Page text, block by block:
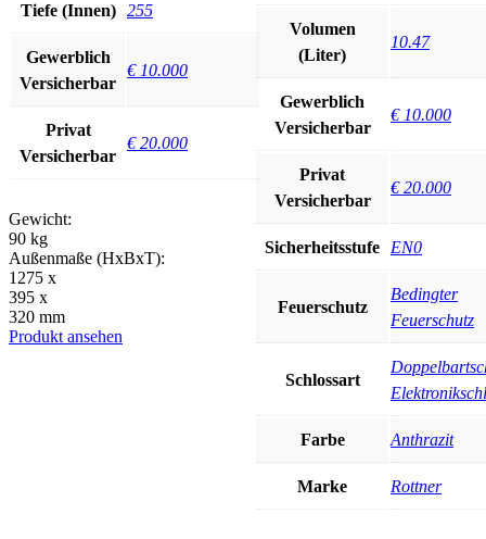
Tiefe (Innen) 255
Gewerblich
Versicherbar
€ 10.000
Privat
Versicherbar
€ 20.000
Gewicht:
90 kg
Außenmaße (HxBxT):
1275 x
395 x
320 mm
Produkt ansehen
Volumen
(Liter)
10.47
Gewerblich
Versicherbar
€ 10.000
Privat
Versicherbar
€ 20.000
Sicherheitsstufe EN0
Feuerschutz
Bedingter
Feuerschutz
Schlossart
Farbe Anthrazit
Marke Rottner